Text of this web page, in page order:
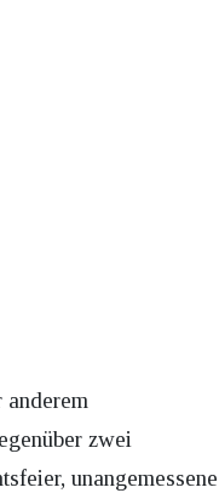
zwei
unangemessene